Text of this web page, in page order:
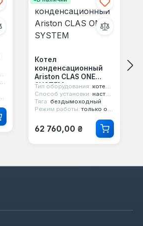
Котел
конденсационный
Ariston CLAS ONE
SYSTEM
Тип оборудования: котел конденсационный
Способ установки: настенный
Тяга: бездымоходный
Режим работы: только отопление
Обычная цена:
62 760,00 ₴